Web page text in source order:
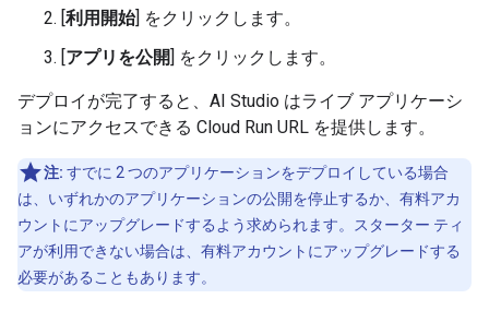
[利用開始] をクリックします。
[アプリを公開] をクリックします。
デプロイが完了すると、AI Studio はライブ アプリケーシ
ョンにアクセスできる Cloud Run URL を提供します。
注: すでに 2 つのアプリケーションをデプロイしている場合
は、いずれかのアプリケーションの公開を停止するか、有料アカ
ウントにアップグレードするよう求められます。スターター ティ
アが利用できない場合は、有料アカウントにアップグレードする
必要があることもあります。